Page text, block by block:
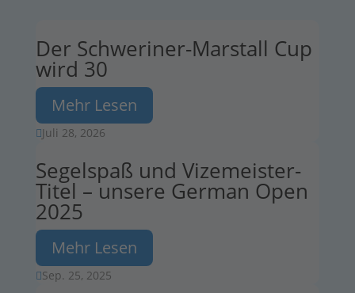
Der Schweriner-Marstall Cup
wird 30
Mehr Lesen
 Juli 28, 2026
Segelspaß und Vizemeister-
Titel – unsere German Open
2025
Mehr Lesen
 Sep. 25, 2025